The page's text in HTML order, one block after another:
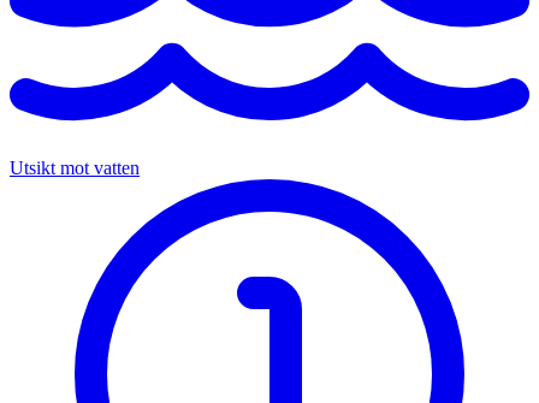
Utsikt mot vatten